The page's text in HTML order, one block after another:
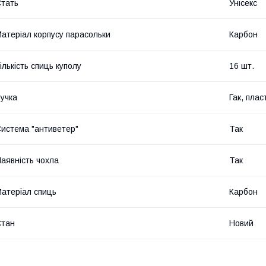
Унісекс
корпусу парасольки Карбон
спиць куполу 16 шт.
Гак,
"антиветер" Так
чохла Так
спиць Карбон
Новий